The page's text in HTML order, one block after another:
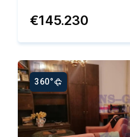
€145.230
360°